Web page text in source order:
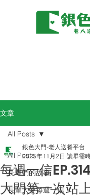
文章
All Posts
長輩們的故事
長輩大使每週一信
All Posts
每週一信
大門第一次站
銀色大門-老人送餐平台
2025年11月2日 讀畢需